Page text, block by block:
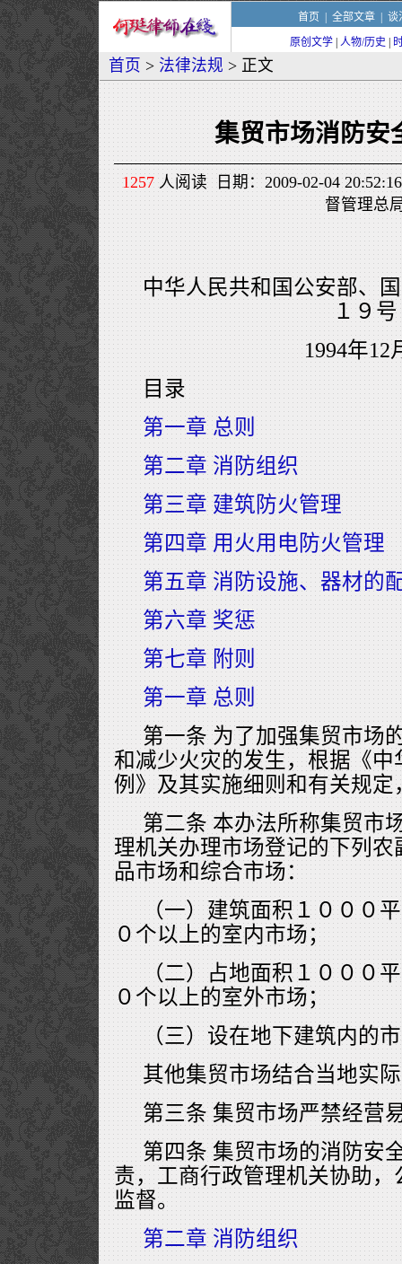
首页 全部文章| 谈
原创文学 人物/历史
首页 > 法律法规 > 正文
集贸市场消防安
1257人阅读 日期：2009-02-04
督管理总
中华人民共和国公安部、
１９号
1994年12
目录
第一章 总则
第二章 消防组织
第三章 建筑防火管理
第四章 用火用电防火管理
第五章 消防设施、器材的
第六章 奖惩
第七章 附则
第一章 总则
第一条 为了加强集贸市场
和减少火灾的发生，根据《
例》及其实施细则和有关规定
第二条 本办法所称集贸市
理机关办理市场登记的下列
品市场和综合市场：
（一）建筑面积１０００
０个以上的室内市场；
（二）占地面积１０００
０个以上的室外市场；
（三）设在地下建筑内的
其他集贸市场结合当地实
第三条 集贸市场严禁经营
第四条 集贸市场的消防安
责，工商行政管理机关协助
监督。
第二章 消防组织